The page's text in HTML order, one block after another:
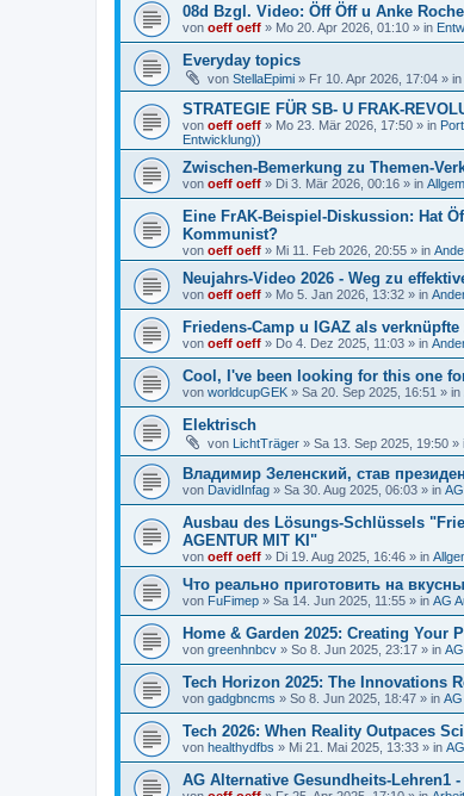
08d Bzgl. Video: Öff Öff u Anke
von oeff oeff » Mo 20. Apr 2026, 01:10 » in
Everyday topics
von StellaEpimi » Fr 10. Apr 2026, 17:04 » in
STRATEGIE FÜR SB- U FRAK-
von oeff oeff » Mo 23. Mär 2026, 17:50 » in
Entwicklung))
Zwischen-Bemerkung zu Themen-
von oeff oeff » Di 3. Mär 2026, 00:16 » in
Eine FrAK-Beispiel-Diskussion: Hat
Kommunist?
von oeff oeff » Mi 11. Feb 2026, 20:55 » in
Neujahrs-Video 2026 - Weg zu
von oeff oeff » Mo 5. Jan 2026, 13:32 » in
Friedens-Camp u IGAZ als
von oeff oeff » Do 4. Dez 2025, 11:03 » in
Cool, I've been looking for this one
von worldcupGEK » Sa 20. Sep 2025, 16:51 » in
Elektrisch
von LichtTräger » Sa 13. Sep 2025, 19:50 »
Владимир Зеленский, став
von DavidInfag » Sa 30. Aug 2025, 06:03 » in
Ausbau des Lösungs-Schlüssels
AGENTUR MIT KI"
von oeff oeff » Di 19. Aug 2025, 16:46 » in
Что реально приготовить на
von FuFimep » Sa 14. Jun 2025, 11:55 » in AG
Home & Garden 2025: Creating Your
von greenhnbcv » So 8. Jun 2025, 23:17 » in
Tech Horizon 2025: The Innovations
von gadgbncms » So 8. Jun 2025, 18:47 » in
Tech 2026: When Reality Outpaces
von healthydfbs » Mi 21. Mai 2025, 13:33 » in
AG Alternative Gesundheits-Lehren1